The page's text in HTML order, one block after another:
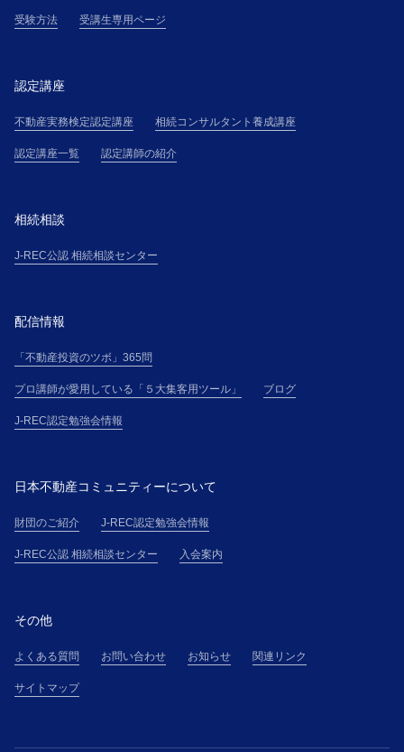
受験方法 受講生専用ページ
認定講座
不動産実務検定認定講座 相続コンサルタント養成講座
認定講座一覧 認定講師の紹介
相続相談
J-REC公認 相続相談センター
配信情報
「不動産投資のツボ」365問
プロ講師が愛用している「５大集客用ツール」 ブログ
J-REC認定勉強会情報
日本不動産コミュニティーについて
財団のご紹介 J-REC認定勉強会情報
J-REC公認 相続相談センター 入会案内
その他
よくある質問 お問い合わせ お知らせ 関連リンク
サイトマップ